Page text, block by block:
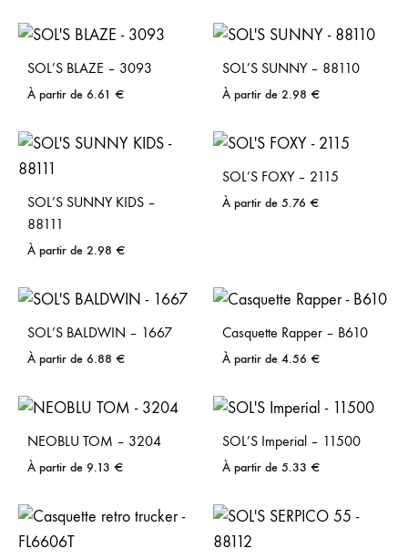
SOL’S BLAZE – 3093
À partir de 6.61 €
SOL’S SUNNY – 88110
À partir de 2.98 €
SOL’S SUNNY KIDS –
88111
À partir de 2.98 €
SOL’S FOXY – 2115
À partir de 5.76 €
SOL’S BALDWIN – 1667
À partir de 6.88 €
Casquette Rapper – B610
À partir de 4.56 €
NEOBLU TOM – 3204
À partir de 9.13 €
SOL’S Imperial – 11500
À partir de 5.33 €